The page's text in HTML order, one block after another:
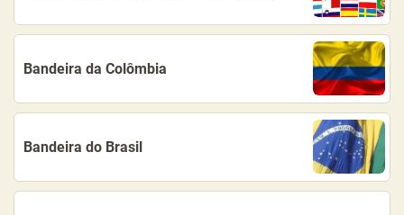
Bandeira da Colômbia
Bandeira do Brasil